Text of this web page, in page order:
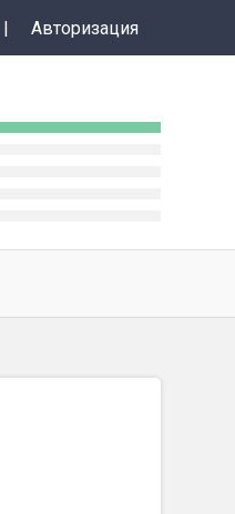
| Авторизация